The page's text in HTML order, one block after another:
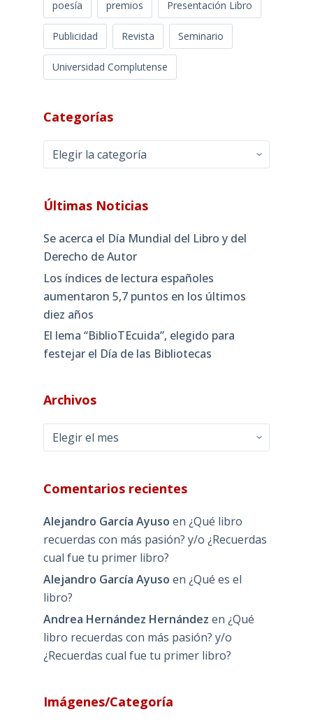
poesía premios Presentación Libro
Publicidad Revista Seminario
Universidad Complutense
Categorías
Categorías
Últimas Noticias
Se acerca el Día Mundial del Libro y del
Derecho de Autor
Los índices de lectura españoles
aumentaron 5,7 puntos en los últimos
diez años
El lema “BiblioTEcuida”, elegido para
festejar el Día de las Bibliotecas
Archivos
Archivos
Comentarios recientes
Alejandro García Ayuso en ¿Qué libro
recuerdas con más pasión? y/o ¿Recuerdas
cual fue tu primer libro?
Alejandro García Ayuso en ¿Qué es el
libro?
Andrea Hernández Hernández en ¿Qué
libro recuerdas con más pasión? y/o
¿Recuerdas cual fue tu primer libro?
Imágenes/Categoría